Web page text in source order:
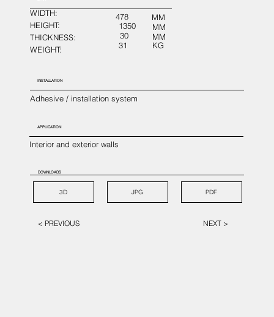
WIDTH:
HEIGHT:
THICKNESS:
WEIGHT:
1350
478
30
31
MM
MM
MM
KG
Adhesive / installation system
INSTALLATION
Interior and exterior walls
APPLICATION
DOWNLOADS
3D JPG PDF
< PREVIOUS NEXT >